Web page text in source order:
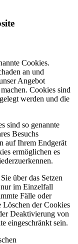
Cookies.
an und
Angebot
Cookies sind
werden und die
sind so genannte
Besuchs
auf Ihrem Endgerät
ermöglichen es
über das Setzen
im Einzelfall
Fälle oder
Löschen der Cookies
Deaktivierung von
eingeschränkt sein.